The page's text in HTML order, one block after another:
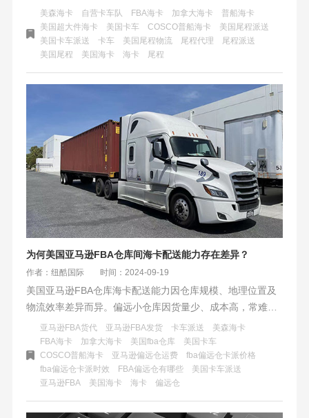
季节性变化及货物特性也需考虑。选择合适的运输公司和灵
活应对物流动态是关键。
美森海卡 自营卡车队 FBA海卡 加拿大海卡
普船海卡
美国超大件海卡
美国卡车 COSCO普船海卡
美国尾程派送
美国卡车派送
卡车 美国尾程物流 尾程代理
尾程派送
美国尾程
美国海卡 海卡 尾程
为何美国亚马逊FBA仓库间海卡配送能力存在差异？
作者：纽酷国际 时间：2024-09-19
美国亚马逊FBA仓库海卡配送能力因仓库规模、地理位置及
物流效率差异而异。偏远小仓库因货量少、成本高，常难以
支持海卡服务，影响时效。卖家需提前规划，备选多渠道物
流方案，并与服务商紧密沟通，优化库存管理，以应对不同
仓库的物流挑战。
亚马逊FBA货代 亚马逊FBA发货 卡车派送
美森海卡
FBA海卡
加拿大海卡 美国fba仓库
美国卡车
COSCO普船海卡
亚马逊偏远仓运费
fba偏远仓卡派价格
fba偏远仓卡派时效
FBA偏远仓有哪些
美国卡车派送
​亚马逊FBA
美国海卡 海卡 偏远仓